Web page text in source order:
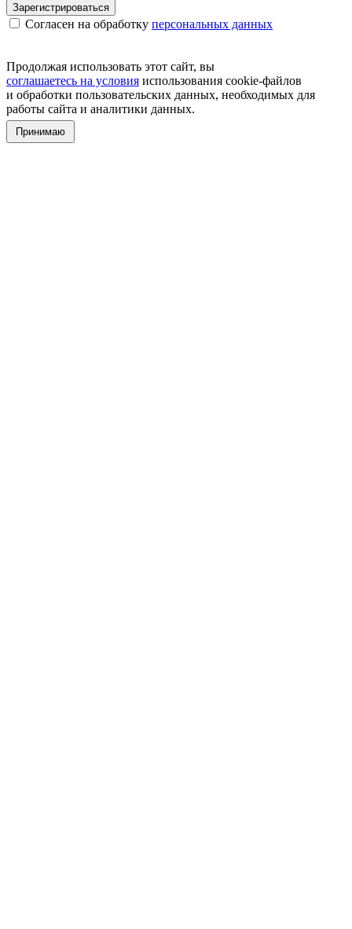
Зарегистрироваться
Согласен на обработку персональных данных
Продолжая использовать этот сайт, вы
соглашаетесь на условия использования cookie-файлов
и обработки пользовательских данных, необходимых для
работы сайта и аналитики данных.
Принимаю